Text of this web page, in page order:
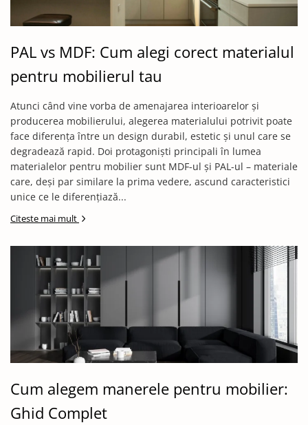
Profile maner
PAL vs MDF: Cum alegi corect materialul
pentru mobilierul tau
Atunci când vine vorba de amenajarea interioarelor și
producerea mobilierului, alegerea materialului potrivit poate
face diferența între un design durabil, estetic și unul care se
degradează rapid. Doi protagoniști principali în lumea
materialelor pentru mobilier sunt MDF-ul și PAL-ul – materiale
care, deși par similare la prima vedere, ascund caracteristici
unice ce le diferențiază...
Citeste mai mult
Cum alegem manerele pentru mobilier:
Ghid Complet